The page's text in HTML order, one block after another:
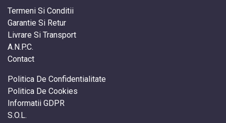
Termeni Si Conditii
Garantie Si Retur
Livrare Si Transport
A.N.P.C.
Contact
Politica De Confidentialitate
Politica De Cookies
Informatii GDPR
S.O.L.